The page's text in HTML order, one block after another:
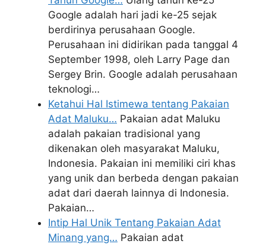
Google adalah hari jadi ke-25 sejak
berdirinya perusahaan Google.
Perusahaan ini didirikan pada tanggal 4
September 1998, oleh Larry Page dan
Sergey Brin. Google adalah perusahaan
teknologi…
Ketahui Hal Istimewa tentang Pakaian
Adat Maluku… Pakaian adat Maluku
adalah pakaian tradisional yang
dikenakan oleh masyarakat Maluku,
Indonesia. Pakaian ini memiliki ciri khas
yang unik dan berbeda dengan pakaian
adat dari daerah lainnya di Indonesia.
Pakaian…
Intip Hal Unik Tentang Pakaian Adat
Minang yang… Pakaian adat